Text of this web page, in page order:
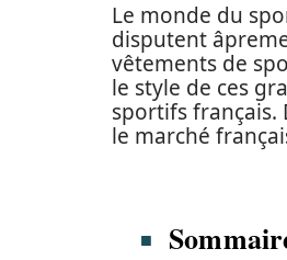
Le monde du
disputent
vêtements de
le style de ces
sportifs français.
le marché